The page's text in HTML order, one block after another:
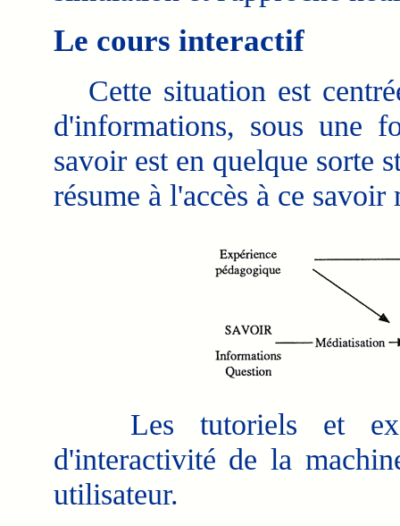
Le cours interactif
Cette situation est
d'informations, sous une
savoir est en quelque sorte
résume à l'accès à ce savoir
Les tutoriels et
d'interactivité de la
utilisateur.